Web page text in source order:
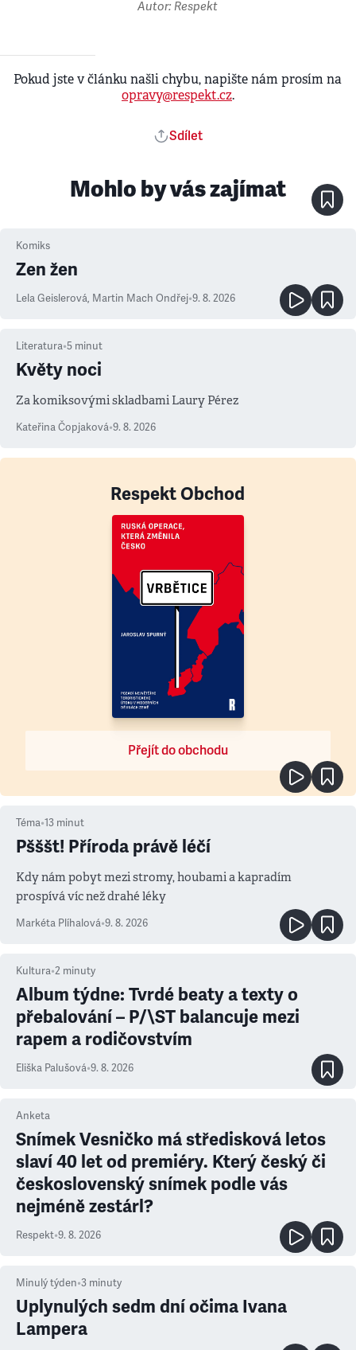
Autor: Respekt
Pokud jste v článku našli chybu, napište nám prosím na
opravy@respekt.cz.
Sdílet
Mohlo by vás zajímat
Komiks
Zen žen
Lela Geislerová, Martin Mach Ondřej•9. 8. 2026
Literatura•5 minut
Květy noci
Za komiksovými skladbami Laury Pérez
Kateřina Čopjaková•9. 8. 2026
Respekt Obchod
Přejít do obchodu
Téma•13 minut
Pšššt! Příroda právě léčí
Kdy nám pobyt mezi stromy, houbami a kapradím
prospívá víc než drahé léky
Markéta Plíhalová•9. 8. 2026
Kultura•2 minuty
Album týdne: Tvrdé beaty a texty o
přebalování – P/\ST balancuje mezi
rapem a rodičovstvím
Eliška Palušová•9. 8. 2026
Anketa
Snímek Vesničko má středisková letos
slaví 40 let od premiéry. Který český či
československý snímek podle vás
nejméně zestárl?
Respekt•9. 8. 2026
Minulý týden•3 minuty
Uplynulých sedm dní očima Ivana
Lampera